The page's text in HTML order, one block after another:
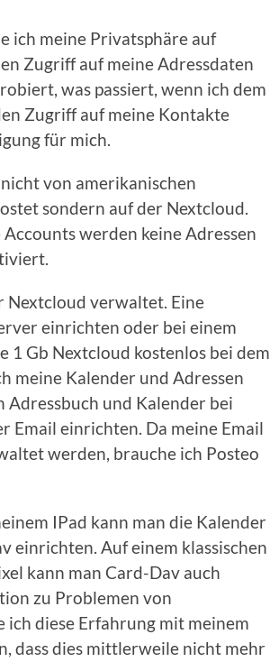
ich meine Privatsphäre auf
Zugriff auf meine Adressdaten
was passiert, wenn ich dem
Zugriff auf meine Kontakte
für mich.
von amerikanischen
sondern auf der Nextcloud.
werden keine Adressen
Nextcloud verwaltet. Eine
einrichten oder bei einem
1 Gb Nextcloud kostenlos bei dem
meine Kalender und Adressen
Adressbuch und Kalender bei
Email einrichten. Da meine Email
werden, brauche ich Posteo
IPad kann man die Kalender
einrichten. Auf einem klassischen
kann man Card-Dav auch
zu Problemen von
diese Erfahrung mit meinem
dass dies mittlerweile nicht mehr